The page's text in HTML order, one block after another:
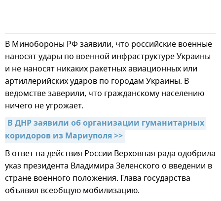
В Минобороны РФ заявили, что российские военные
наносят удары по военной инфраструктуре Украины
и не наносят никаких ракетных авиационных или
артиллерийских ударов по городам Украины. В
ведомстве заверили, что гражданскому населению
ничего не угрожает.
В ДНР заявили об организации гуманитарных
коридоров из Мариуполя >>
В ответ на действия России Верховная рада одобрила
указ президента Владимира Зеленского о введении в
стране военного положения. Глава государства
объявил всеобщую мобилизацию.